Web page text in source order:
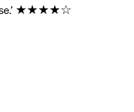
★★★★☆